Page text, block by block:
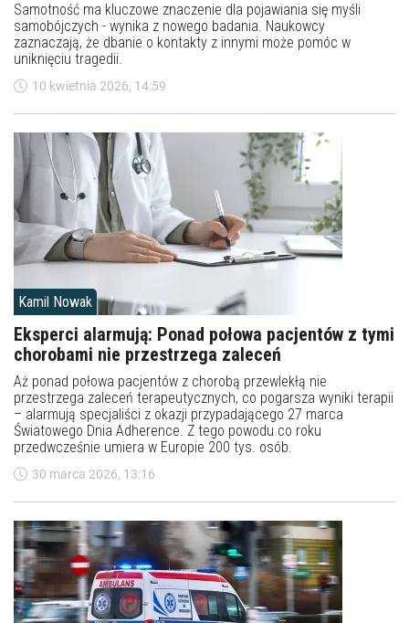
Samotność ma kluczowe znaczenie dla pojawiania się myśli
samobójczych - wynika z nowego badania. Naukowcy
zaznaczają, że dbanie o kontakty z innymi może pomóc w
uniknięciu tragedii.
10 kwietnia 2026, 14:59
Kamil Nowak
Eksperci alarmują: Ponad połowa pacjentów z tymi
chorobami nie przestrzega zaleceń
Aż ponad połowa pacjentów z chorobą przewlekłą nie
przestrzega zaleceń terapeutycznych, co pogarsza wyniki terapii
– alarmują specjaliści z okazji przypadającego 27 marca
Światowego Dnia Adherence. Z tego powodu co roku
przedwcześnie umiera w Europie 200 tys. osób.
30 marca 2026, 13:16